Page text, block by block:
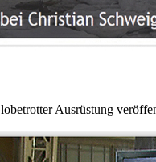
Ausrüstung